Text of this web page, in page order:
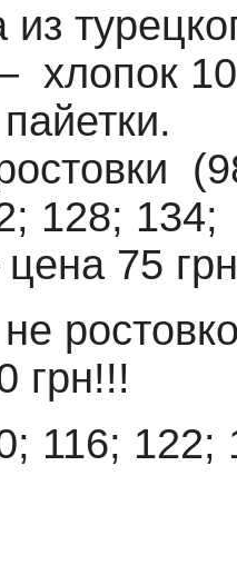
из
хлопок
128; 134;
75
грн!!!
116; 122;